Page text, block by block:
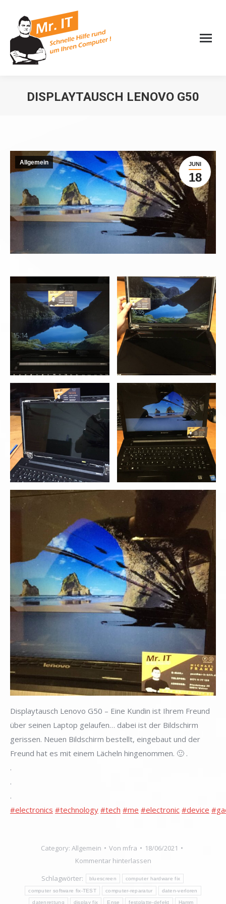
DISPLAYTAUSCH LENOVO G50
JUNI
18
Allgemein
Displaytausch Lenovo G50 – Eine Kundin ist Ihrem Freund
über seinen Laptop gelaufen… dabei ist der Bildschirm
gerissen. Neuen Bildschirm bestellt, eingebaut und der
Freund hat es mit einem Lächeln hingenommen. 🙂 .
.
.
.
#electronics #technology #tech #me #electronic #device
Category: Allgemein Von mfra
18/06/2021
Kommentar hinterlassen
Schlagwörter:
bluescreen computer hardware fix
computer software fix-TEST computer-reparatur daten-verloren
datenrettung display fix Ense festplatte-defekt Hamm